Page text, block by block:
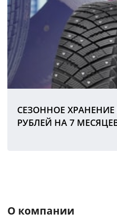
СЕЗОННОЕ
РУБЛЕЙ НА 7
О компании